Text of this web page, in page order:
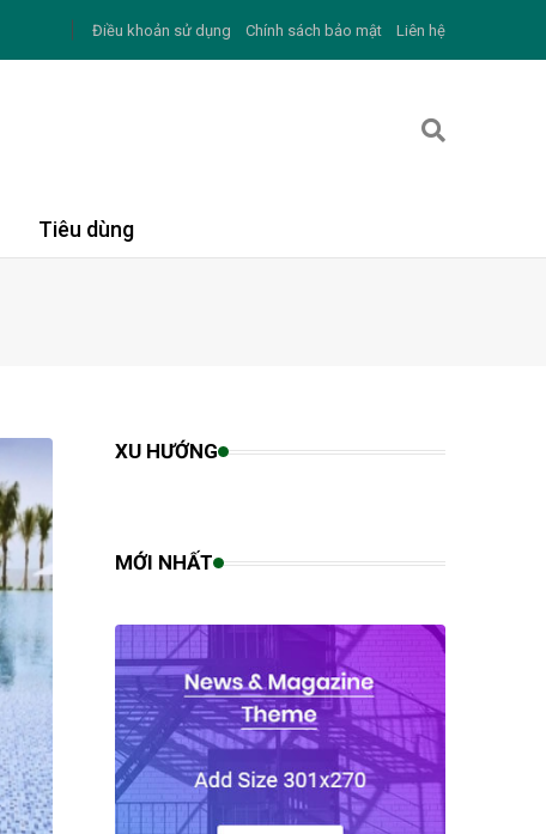
Điều khoản sử dụng Chính sách bảo mật Liên hệ
Tiêu dùng
XU HƯỚNG
MỚI NHẤT